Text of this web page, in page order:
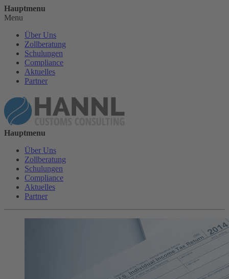
Hauptmenu
Menu
Über Uns
Zollberatung
Schulungen
Compliance
Aktuelles
Partner
Hauptmenu
Über Uns
Zollberatung
Schulungen
Compliance
Aktuelles
Partner